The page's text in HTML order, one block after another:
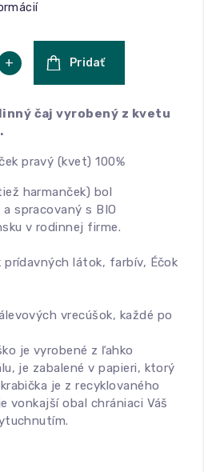
+ Pridať
čaj vyrobený z kvetu
pravý (kvet) 100%
harmanček) bol
spracovaný s BIO
v rodinnej firme.
prídavných látok, farbív, Éčok
vrecúšok, každé po
je vyrobené z ľahko
je zabalené v papieri, ktorý
je z recyklovaného
vonkajší obal chrániaci Váš